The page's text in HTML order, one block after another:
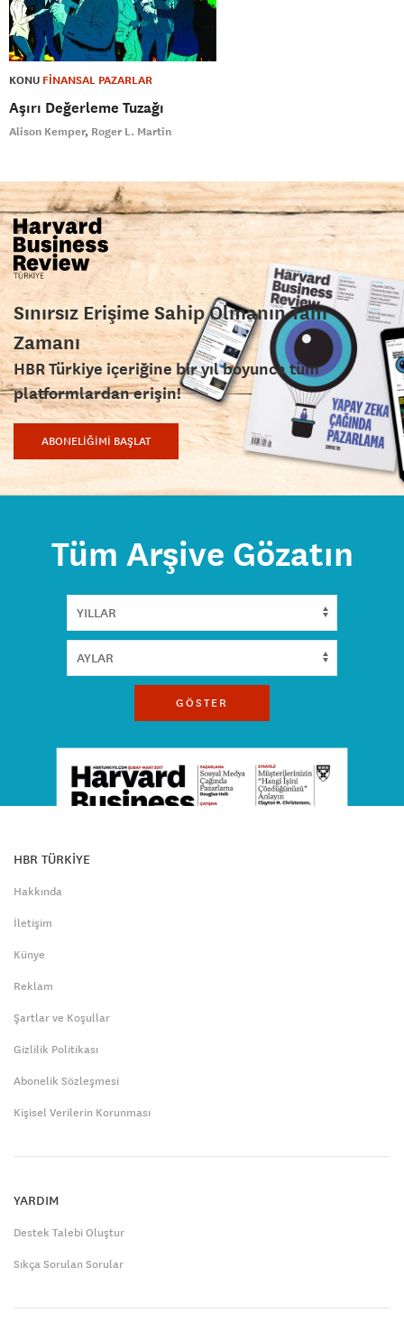
KONU FİNANSAL PAZARLAR
Aşırı Değerleme Tuzağı
Alison Kemper Roger L. Martin
Sınırsız Erişime Sahip Olmanın Tam
Zamanı
HBR Türkiye içeriğine bir yıl boyunca tüm
platformlardan erişin!
ABONELİĞİMİ BAŞLAT
Tüm Arşive Gözatın
GÖSTER
HBR TÜRKİYE
Hakkında
İletişim
Künye
Reklam
Şartlar ve Koşullar
Gizlilik Politikası
Abonelik Sözleşmesi
Kişisel Verilerin Korunması
YARDIM
Destek Talebi Oluştur
Sıkça Sorulan Sorular